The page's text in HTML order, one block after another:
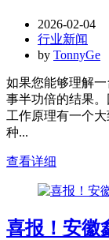
2026-02-04
行业新闻
by TonnyGe
如果您能够理解
事半功倍的结果
工作原理有一个
种...
查看详细
喜报！安徽